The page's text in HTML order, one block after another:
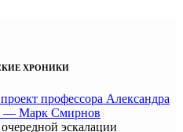
ХРОНИКИ
профессора Александра
— Марк Смирнов
эскалации